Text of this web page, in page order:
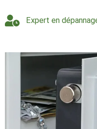
Expert en